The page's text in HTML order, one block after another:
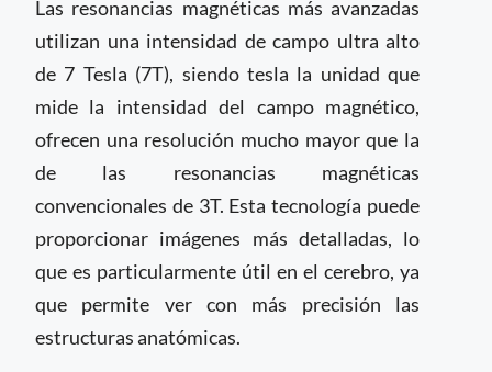
Las resonancias magnéticas más avanzadas
utilizan una intensidad de campo ultra alto
de 7 Tesla (7T), siendo tesla la unidad que
mide la intensidad del campo magnético,
ofrecen una resolución mucho mayor que la
de las resonancias magnéticas
convencionales de 3T. Esta tecnología puede
proporcionar imágenes más detalladas, lo
que es particularmente útil en el cerebro, ya
que permite ver con más precisión las
estructuras anatómicas.